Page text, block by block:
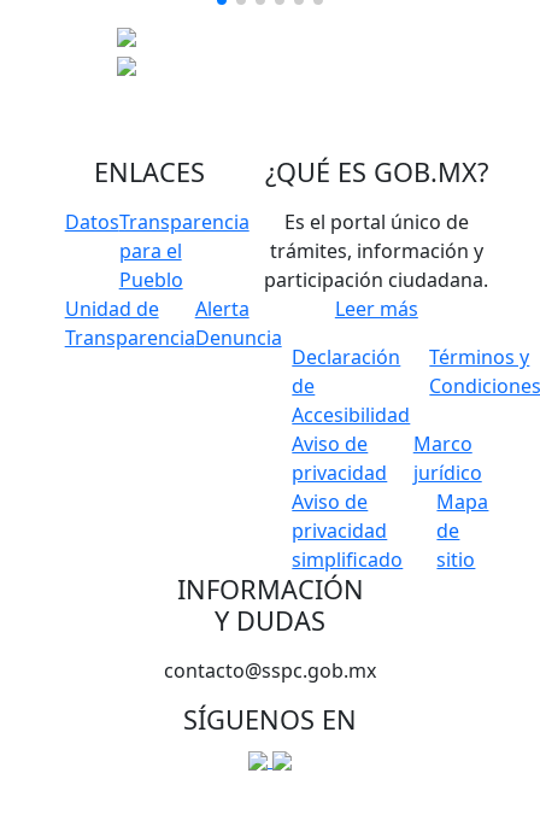
ENLACES
DatosTransparencia
para el
Pueblo
Unidad de
Transparencia
Alerta
Denuncia
¿QUÉ ES GOB.MX?
Es el portal único de
trámites, información y
participación ciudadana.
Leer más
Declaración
de
Accesibilidad
Términos y
Aviso de
privacidad
Marco
jurídico
Aviso de
privacidad
simplificado
Mapa
de
sitio
INFORMACIÓN
Y DUDAS
contacto@sspc.gob.mx
SÍGUENOS EN